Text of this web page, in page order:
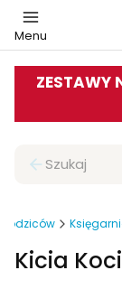
Menu
ZESTAWY
Zamknij
rodziców
Kicia